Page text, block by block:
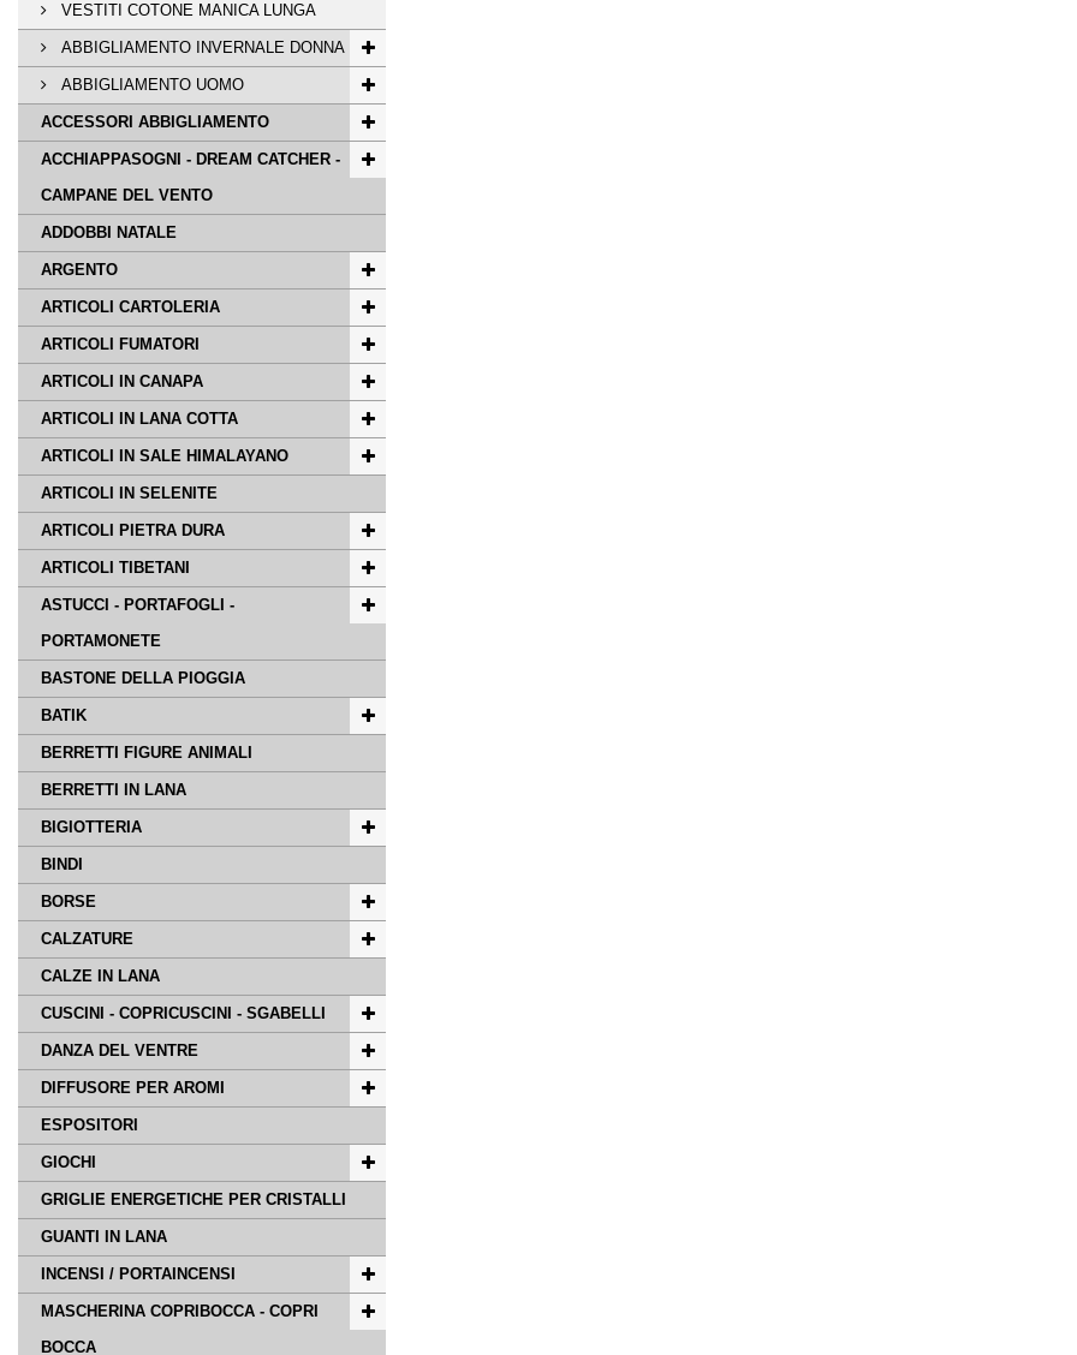
VESTITI COTONE MANICA LUNGA
ABBIGLIAMENTO INVERNALE DONNA
ABBIGLIAMENTO UOMO
ACCESSORI ABBIGLIAMENTO
ACCHIAPPASOGNI - DREAM CATCHER -
CAMPANE DEL VENTO
ADDOBBI NATALE
ARGENTO
ARTICOLI CARTOLERIA
ARTICOLI FUMATORI
ARTICOLI IN CANAPA
ARTICOLI IN LANA COTTA
ARTICOLI IN SALE HIMALAYANO
ARTICOLI IN SELENITE
ARTICOLI PIETRA DURA
ARTICOLI TIBETANI
ASTUCCI - PORTAFOGLI -
PORTAMONETE
BASTONE DELLA PIOGGIA
BATIK
BERRETTI FIGURE ANIMALI
BERRETTI IN LANA
BIGIOTTERIA
BINDI
BORSE
CALZATURE
CALZE IN LANA
CUSCINI - COPRICUSCINI - SGABELLI
DANZA DEL VENTRE
DIFFUSORE PER AROMI
ESPOSITORI
GIOCHI
GRIGLIE ENERGETICHE PER CRISTALLI
GUANTI IN LANA
INCENSI / PORTAINCENSI
MASCHERINA COPRIBOCCA - COPRI
BOCCA